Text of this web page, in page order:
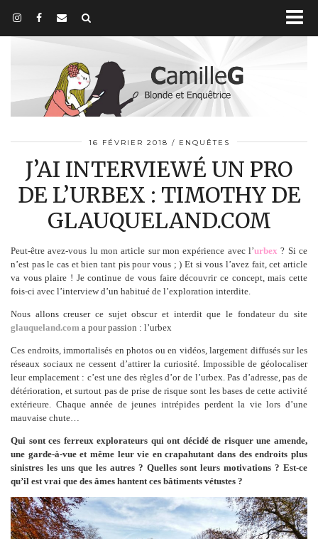
16 FÉVRIER 2018 ENQUÊTES
J’AI INTERVIEWÉ UN PRO
DE L’URBEX : TIMOTHY DE
GLAUQUELAND.COM
Peut-être avez-vous lu mon article sur mon expérience avec l’urbex ? Si ce
n’est pas le cas et bien tant pis pour vous ; ) Et si vous l’avez fait, cet article
va vous plaire ! Je continue de vous faire découvrir ce concept, mais cette
fois-ci avec l’interview d’un habitué de l’exploration interdite.
Nous allons creuser ce sujet obscur et interdit que le fondateur du site
glauqueland.com a pour passion : l’urbex
Ces endroits, immortalisés en photos ou en vidéos, largement diffusés sur les
réseaux sociaux ne cessent d’attirer la curiosité. Impossible de géolocaliser
leur emplacement : c’est une des règles d’or de l’urbex. Pas d’adresse, pas de
détérioration, et surtout pas de prise de risque sont les bases de cette activité
extérieure. Chaque année de jeunes intrépides perdent la vie lors d’une
mauvaise chute…
Qui sont ces ferreux explorateurs qui ont décidé de risquer une amende,
une garde-à-vue et même leur vie en crapahutant dans des endroits plus
sinistres les uns que les autres ? Quelles sont leurs motivations ? Est-ce
qu’il est vrai que des âmes hantent ces bâtiments vétustes ?